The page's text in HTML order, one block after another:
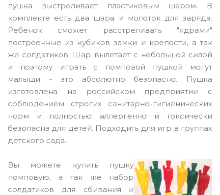
пушка выстреливает пластиковым шаром. В
комплекте есть два шара и молоток для заряда.
Ребенок сможет расстреливать "ядрами"
построенные из кубиков замки и крепости, а так
же солдатиков. Шар вылетает с небольшой силой
и поэтому играть с помповой пушкой могут
малыши - это абсолютно безопасно. Пушка
изготовлена на российском предприятии с
соблюдением строгих санитарно-гигиенических
норм и полностью аллергенно и токсически
безопасна для детей. Подходить для игр в группах
детского сада.
Вы можете купить пушку
помповую, а так же набор
солдатиков для сбивания и